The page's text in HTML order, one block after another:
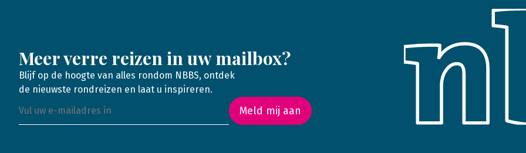
Meer verre reizen in uw mailbox?
Blijf op de hoogte van alles rondom NBBS, ontdek
de nieuwste rondreizen en laat u inspireren.
Meld mij aan